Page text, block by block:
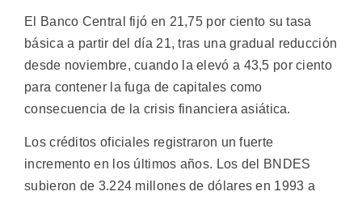
El Banco Central fijó en 21,75 por ciento su tasa
básica a partir del día 21, tras una gradual reducción
desde noviembre, cuando la elevó a 43,5 por ciento
para contener la fuga de capitales como
consecuencia de la crisis financiera asiática.
Los créditos oficiales registraron un fuerte
incremento en los últimos años. Los del BNDES
subieron de 3.224 millones de dólares en 1993 a